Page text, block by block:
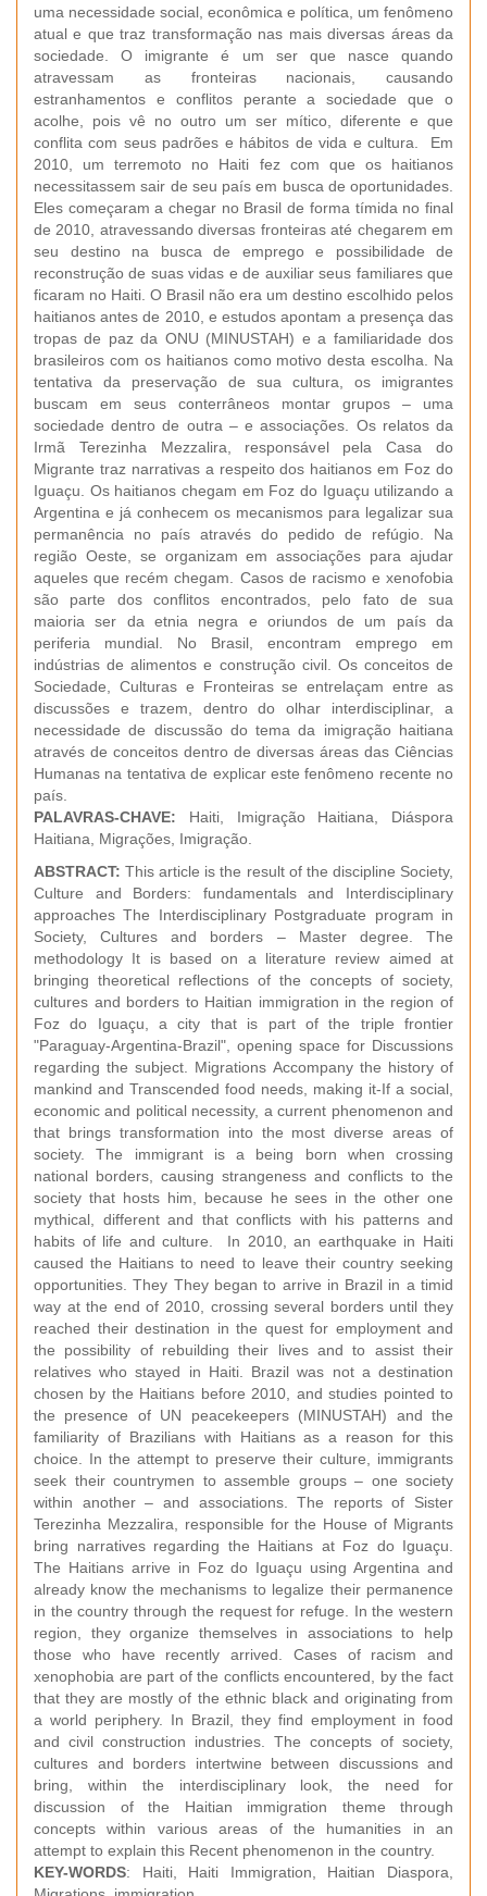
uma necessidade social, econômica e política, um fenômeno
atual e que traz transformação nas mais diversas áreas da
sociedade. O imigrante é um ser que nasce quando
atravessam as fronteiras nacionais, causando
estranhamentos e conflitos perante a sociedade que o
acolhe, pois vê no outro um ser mítico, diferente e que
conflita com seus padrões e hábitos de vida e cultura. Em
2010, um terremoto no Haiti fez com que os haitianos
necessitassem sair de seu país em busca de oportunidades.
Eles começaram a chegar no Brasil de forma tímida no final
de 2010, atravessando diversas fronteiras até chegarem em
seu destino na busca de emprego e possibilidade de
reconstrução de suas vidas e de auxiliar seus familiares que
ficaram no Haiti. O Brasil não era um destino escolhido pelos
haitianos antes de 2010, e estudos apontam a presença das
tropas de paz da ONU (MINUSTAH) e a familiaridade dos
brasileiros com os haitianos como motivo desta escolha. Na
tentativa da preservação de sua cultura, os imigrantes
buscam em seus conterrâneos montar grupos – uma
sociedade dentro de outra – e associações. Os relatos da
Irmã Terezinha Mezzalira, responsável pela Casa do
Migrante traz narrativas a respeito dos haitianos em Foz do
Iguaçu. Os haitianos chegam em Foz do Iguaçu utilizando a
Argentina e já conhecem os mecanismos para legalizar sua
permanência no país através do pedido de refúgio. Na
região Oeste, se organizam em associações para ajudar
aqueles que recém chegam. Casos de racismo e xenofobia
são parte dos conflitos encontrados, pelo fato de sua
maioria ser da etnia negra e oriundos de um país da
periferia mundial. No Brasil, encontram emprego em
indústrias de alimentos e construção civil. Os conceitos de
Sociedade, Culturas e Fronteiras se entrelaçam entre as
discussões e trazem, dentro do olhar interdisciplinar, a
necessidade de discussão do tema da imigração haitiana
através de conceitos dentro de diversas áreas das Ciências
Humanas na tentativa de explicar este fenômeno recente no
país.
PALAVRAS-CHAVE: Haiti, Imigração Haitiana, Diáspora
Haitiana, Migrações, Imigração.
ABSTRACT: This article is the result of the discipline Society,
Culture and Borders: fundamentals and Interdisciplinary
approaches The Interdisciplinary Postgraduate program in
Society, Cultures and borders – Master degree. The
methodology It is based on a literature review aimed at
bringing theoretical reflections of the concepts of society,
cultures and borders to Haitian immigration in the region of
Foz do Iguaçu, a city that is part of the triple frontier
"Paraguay-Argentina-Brazil", opening space for Discussions
regarding the subject. Migrations Accompany the history of
mankind and Transcended food needs, making it-If a social,
economic and political necessity, a current phenomenon and
that brings transformation into the most diverse areas of
society. The immigrant is a being born when crossing
national borders, causing strangeness and conflicts to the
society that hosts him, because he sees in the other one
mythical, different and that conflicts with his patterns and
habits of life and culture. In 2010, an earthquake in Haiti
caused the Haitians to need to leave their country seeking
opportunities. They They began to arrive in Brazil in a timid
way at the end of 2010, crossing several borders until they
reached their destination in the quest for employment and
the possibility of rebuilding their lives and to assist their
relatives who stayed in Haiti. Brazil was not a destination
chosen by the Haitians before 2010, and studies pointed to
the presence of UN peacekeepers (MINUSTAH) and the
familiarity of Brazilians with Haitians as a reason for this
choice. In the attempt to preserve their culture, immigrants
seek their countrymen to assemble groups – one society
within another – and associations. The reports of Sister
Terezinha Mezzalira, responsible for the House of Migrants
bring narratives regarding the Haitians at Foz do Iguaçu.
The Haitians arrive in Foz do Iguaçu using Argentina and
already know the mechanisms to legalize their permanence
in the country through the request for refuge. In the western
region, they organize themselves in associations to help
those who have recently arrived. Cases of racism and
xenophobia are part of the conflicts encountered, by the fact
that they are mostly of the ethnic black and originating from
a world periphery. In Brazil, they find employment in food
and civil construction industries. The concepts of society,
cultures and borders intertwine between discussions and
bring, within the interdisciplinary look, the need for
discussion of the Haitian immigration theme through
concepts within various areas of the humanities in an
attempt to explain this Recent phenomenon in the country.
KEY-WORDS: Haiti, Haiti Immigration, Haitian Diaspora,